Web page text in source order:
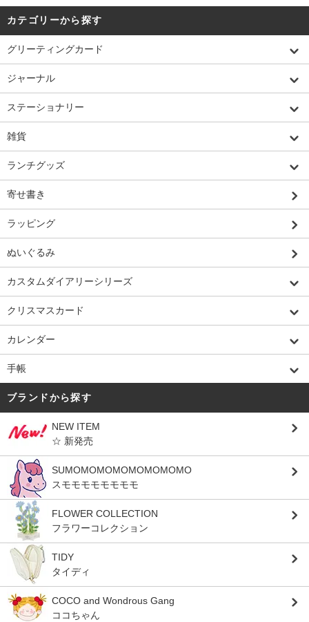
カテゴリーから探す
グリーティングカード
ジャーナル
ステーショナリー
雑貨
ランチグッズ
寄せ書き
ラッピング
ぬいぐるみ
カスタムダイアリーシリーズ
クリスマスカード
カレンダー
手帳
ブランドから探す
NEW ITEM
☆ 新発売
SUMOMOMOMOMOMOMOMO
スモモモモモモモモ
FLOWER COLLECTION
フラワーコレクション
TIDY
タイディ
COCO and Wondrous Gang
ココちゃん